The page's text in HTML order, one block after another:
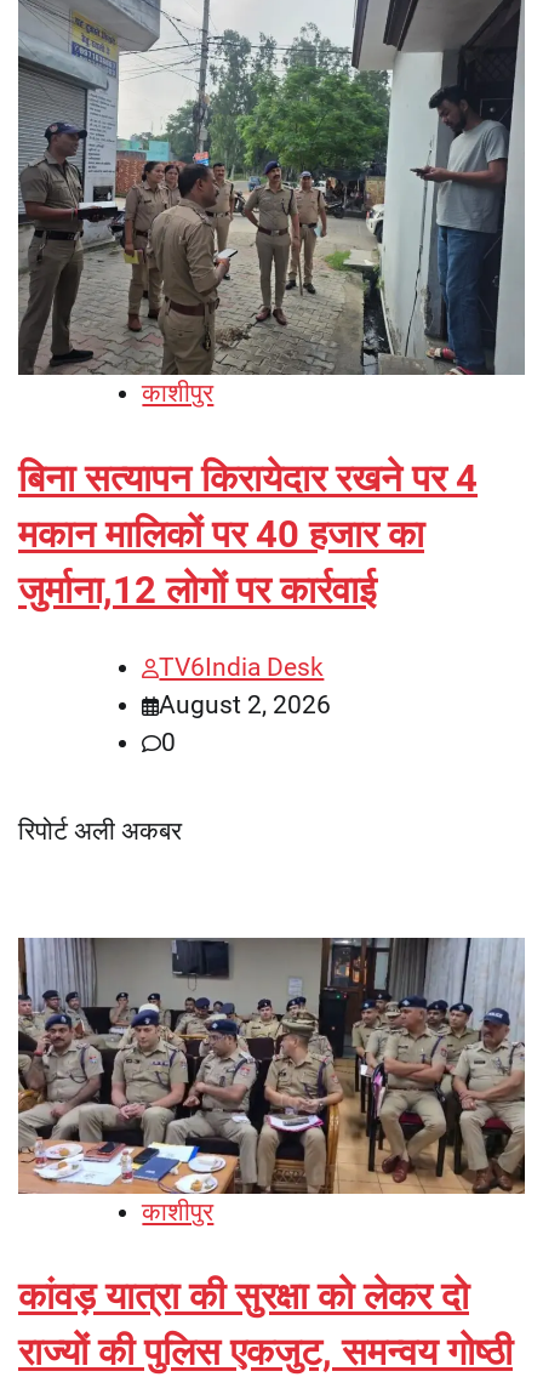
काशीपुर
बिना सत्यापन किरायेदार रखने पर 4
मकान मालिकों पर 40 हजार का
जुर्माना,12 लोगों पर कार्रवाई
TV6India Desk
August 2, 2026
0
रिपोर्ट अली अकबर
काशीपुर
कांवड़ यात्रा की सुरक्षा को लेकर दो
राज्यों की पुलिस एकजुट, समन्वय गोष्ठी